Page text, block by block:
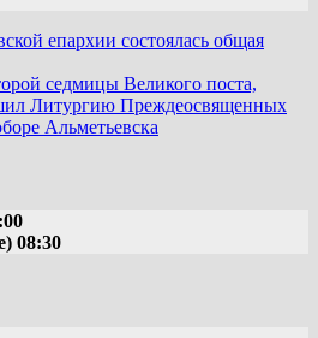
епархии состоялась общая
седмицы Великого поста,
Литургию Преждеосвященных
Альметьевска
08:30